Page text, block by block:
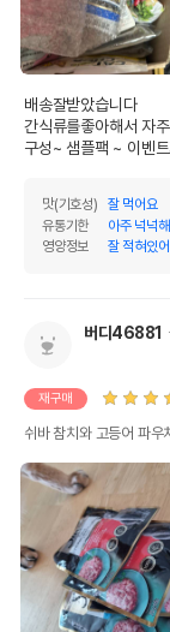
배송잘받았습니다
간식류를좋아해서 자
구성~ 샘플팩 ~ 이벤
맛(기호성)
잘 먹어요
유통기한
아주 넉넉
영양정보
잘 적혀있
버디46881
재구매
쉬바 참치와 고등어 파